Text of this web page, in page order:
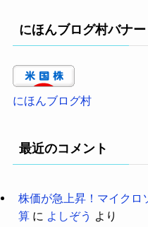
にほんブログ村バナー
にほんブログ村
最近のコメント
株価が急上昇！マイクロ
算に よしぞう より